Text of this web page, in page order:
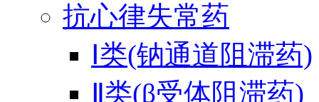
抗心律失常药
Ⅰ类(钠通道阻滞药)
Ⅱ类(β受体阻滞药)